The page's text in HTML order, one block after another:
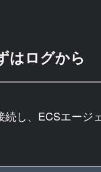
はログから
し、ECSエージ